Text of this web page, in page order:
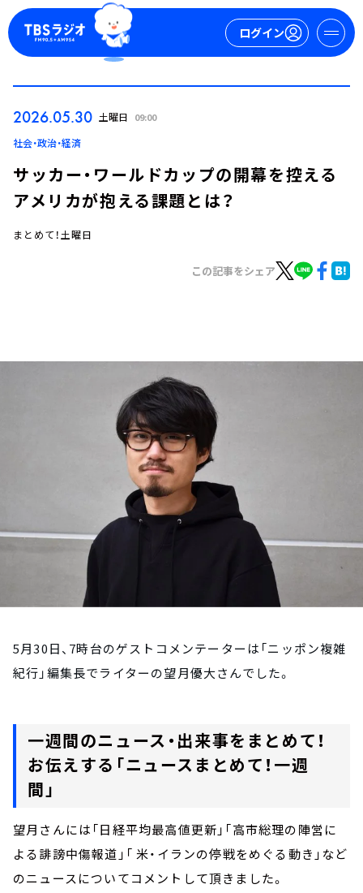
ログイン
イベント・グッズ
2026.05.30 土曜日 09:00
社会・政治・経済
サッカー・ワールドカップの開幕を控える
アメリカが抱える課題とは？
まとめて！土曜日
この記事をシェア
5月30日、7時台のゲストコメンテーターは「ニッポン複雑
紀行」編集長でライターの望月優大さんでした。
一週間のニュース・出来事をまとめて！
お伝えする「ニュースまとめて！一週
間」
望月さんには「日経平均最高値更新」「高市総理の陣営に
よる誹謗中傷報道」「 米・イランの停戦をめぐる動き」など
のニュースについてコメントして頂きました。